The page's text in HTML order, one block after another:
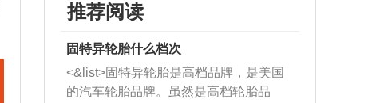
推荐阅读
固特异轮胎什么档次
<&list>固特异轮胎是高档品牌，是美国
的汽车轮胎品牌。虽然是高档轮胎品